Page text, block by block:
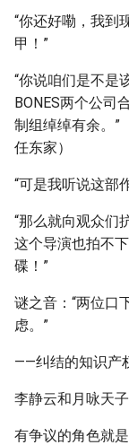
“你还好嘞，我到
甲！”
“你说咱们是不是
BONES两个公司
制组绰绰有余。”
任东家）
“可是我听说这部
“那么就向观众们
这个导演也拍不
碟！”
谜之音：“两位口
虑。”
——纠结的知识产
李静云和月咏天
有争议的角色就